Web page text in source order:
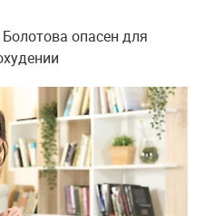
опасен для